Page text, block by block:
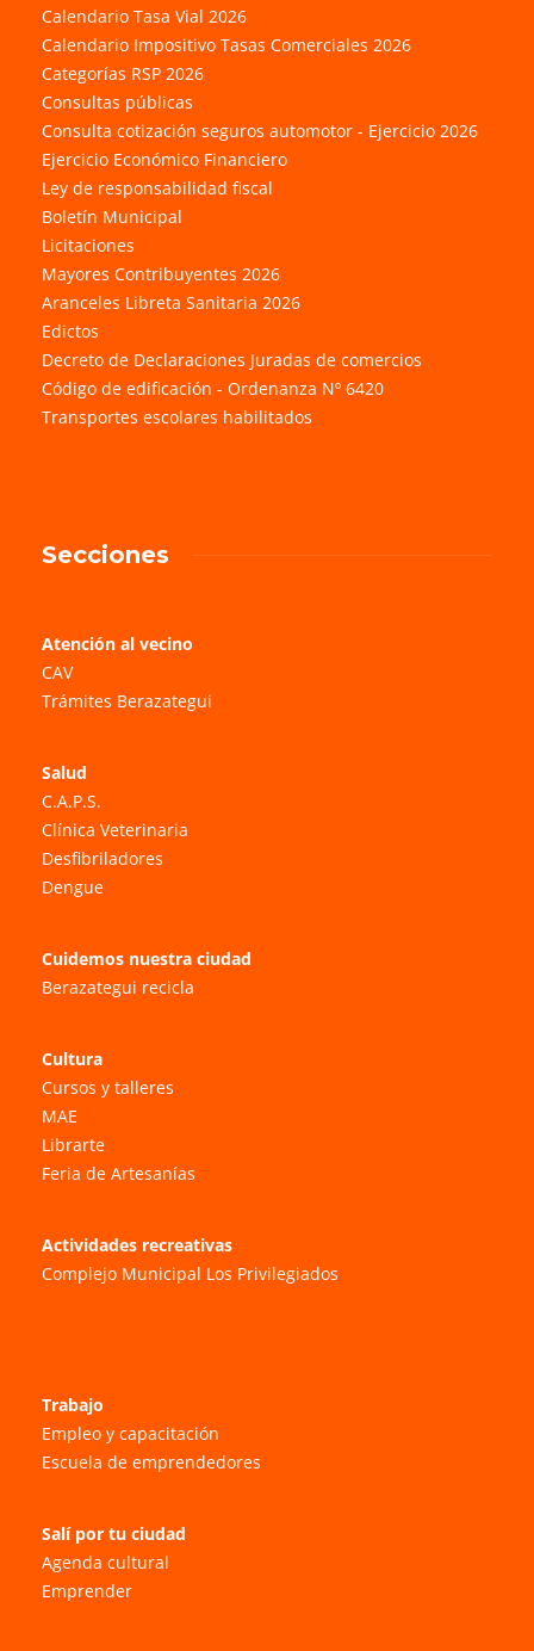
Calendario Tasa Vial 2026
Calendario Impositivo Tasas Comerciales 2026
Categorías RSP 2026
Consultas públicas
Consulta cotización seguros automotor - Ejercicio 2026
Ejercicio Económico Financiero
Ley de responsabilidad fiscal
Boletín Municipal
Licitaciones
Mayores Contribuyentes 2026
Aranceles Libreta Sanitaria 2026
Edictos
Decreto de Declaraciones Juradas de comercios
Código de edificación - Ordenanza Nº 6420
Transportes escolares habilitados
Secciones
Atención al vecino
CAV
Trámites Berazategui
Salud
C.A.P.S.
Clínica Veterinaria
Desfibriladores
Dengue
Cuidemos nuestra ciudad
Berazategui recicla
Cultura
Cursos y talleres
MAE
Librarte
Feria de Artesanías
Actividades recreativas
Complejo Municipal Los Privilegiados
Trabajo
Empleo y capacitación
Escuela de emprendedores
Salí por tu ciudad
Agenda cultural
Emprender